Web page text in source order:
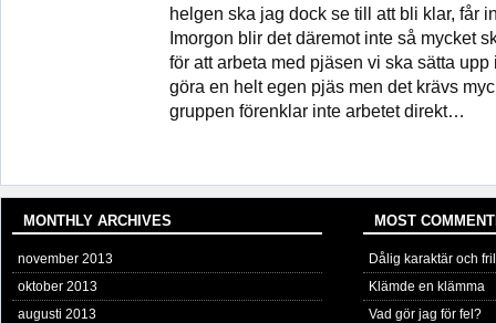
helgen ska jag dock se till att bli klar, får
Imorgon blir det däremot inte så mycket
för att arbeta med pjäsen vi ska sätta upp
göra en helt egen pjäs men det krävs
gruppen förenklar inte arbetet direkt…
MONTHLY ARCHIVES
november 2013
oktober 2013
augusti 2013
MOST
Dålig karaktär och
Klämde en klämma
Vad gör jag för fel?